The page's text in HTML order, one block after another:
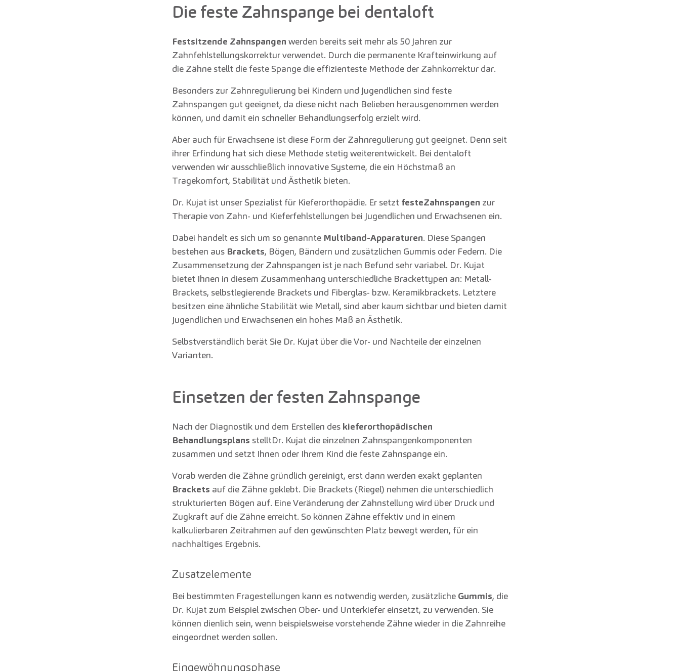
Die feste Zahnspange bei dentaloft
Festsitzende Zahnspangen werden bereits seit mehr als 50 Jahren zur
Zahnfehlstellungskorrektur verwendet. Durch die permanente Krafteinwirkung auf
die Zähne stellt die feste Spange die effizienteste Methode der Zahnkorrektur dar.
Besonders zur Zahnregulierung bei Kindern und Jugendlichen sind feste
Zahnspangen gut geeignet, da diese nicht nach Belieben herausgenommen werden
können, und damit ein schneller Behandlungserfolg erzielt wird.
Aber auch für Erwachsene ist diese Form der Zahnregulierung gut geeignet. Denn seit
ihrer Erfindung hat sich diese Methode stetig weiterentwickelt. Bei dentaloft
verwenden wir ausschließlich innovative Systeme, die ein Höchstmaß an
Tragekomfort, Stabilität und Ästhetik bieten.
Dr. Kujat ist unser Spezialist für Kieferorthopädie. Er setzt festeZahnspangen zur
Therapie von Zahn- und Kieferfehlstellungen bei Jugendlichen und Erwachsenen ein.
Dabei handelt es sich um so genannte Multiband-Apparaturen. Diese Spangen
bestehen aus Brackets, Bögen, Bändern und zusätzlichen Gummis oder Federn. Die
Zusammensetzung der Zahnspangen ist je nach Befund sehr variabel. Dr. Kujat
bietet Ihnen in diesem Zusammenhang unterschiedliche Brackettypen an: Metall-
Brackets, selbstlegierende Brackets und Fiberglas- bzw. Keramikbrackets. Letztere
besitzen eine ähnliche Stabilität wie Metall, sind aber kaum sichtbar und bieten damit
Jugendlichen und Erwachsenen ein hohes Maß an Ästhetik.
Selbstverständlich berät Sie Dr. Kujat über die Vor- und Nachteile der einzelnen
Varianten.
Einsetzen der festen Zahnspange
Nach der Diagnostik und dem Erstellen des kieferorthopädischen
Behandlungsplans stelltDr. Kujat die einzelnen Zahnspangenkomponenten
zusammen und setzt Ihnen oder Ihrem Kind die feste Zahnspange ein.
Vorab werden die Zähne gründlich gereinigt, erst dann werden exakt geplanten
Brackets auf die Zähne geklebt. Die Brackets (Riegel) nehmen die unterschiedlich
strukturierten Bögen auf. Eine Veränderung der Zahnstellung wird über Druck und
Zugkraft auf die Zähne erreicht. So können Zähne effektiv und in einem
kalkulierbaren Zeitrahmen auf den gewünschten Platz bewegt werden, für ein
nachhaltiges Ergebnis.
Zusatzelemente
Bei bestimmten Fragestellungen kann es notwendig werden, zusätzliche Gummis, die
Dr. Kujat zum Beispiel zwischen Ober- und Unterkiefer einsetzt, zu verwenden. Sie
können dienlich sein, wenn beispielsweise vorstehende Zähne wieder in die Zahnreihe
eingeordnet werden sollen.
Eingewöhnungsphase